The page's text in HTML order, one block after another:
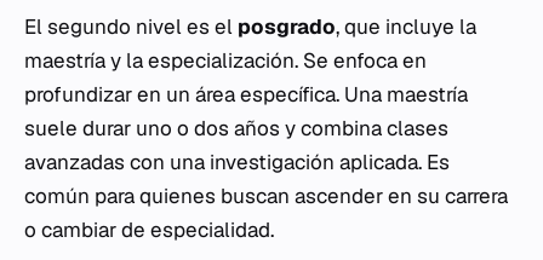
El segundo nivel es el posgrado, que incluye la
maestría y la especialización. Se enfoca en
profundizar en un área específica. Una maestría
suele durar uno o dos años y combina clases
avanzadas con una investigación aplicada. Es
común para quienes buscan ascender en su carrera
o cambiar de especialidad.